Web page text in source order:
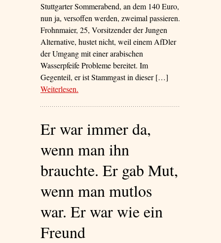
Stuttgarter Sommerabend, an dem 140 Euro,
nun ja, versoffen werden, zweimal passieren.
Frohnmaier, 25, Vorsitzender der Jungen
Alternative, hustet nicht, weil einem AfDler
der Umgang mit einer arabischen
Wasserpfeife Probleme bereitet. Im
Gegenteil, er ist Stammgast in dieser […]
Weiterlesen– ‘Auf ein Glas mit … Markus Frohnmaier,
.
Er war immer da,
wenn man ihn
brauchte. Er gab Mut,
wenn man mutlos
war. Er war wie ein
Freund